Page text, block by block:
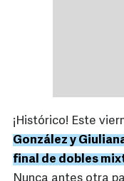
¡Histórico! Este
González y
final de dobles